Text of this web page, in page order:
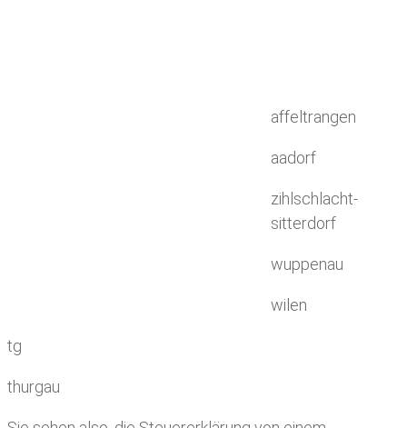
affeltrangen
aadorf
zihlschlacht-
sitterdorf
wuppenau
wilen
tg
thurgau